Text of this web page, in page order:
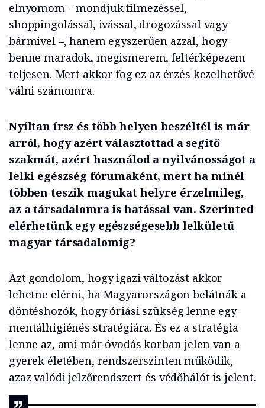
elnyomom – mondjuk filmezéssel,
shoppingolással, ivással, drogozással vagy
bármivel –, hanem egyszerűen azzal, hogy
benne maradok, megismerem, feltérképezem
teljesen. Mert akkor fog ez az érzés kezelhetővé
válni számomra.
Nyíltan írsz és több helyen beszéltél is már
arról, hogy azért választottad a segítő
szakmát, azért használod a nyilvánosságot a
lelki egészség fórumaként, mert ha minél
többen teszik magukat helyre érzelmileg,
az a társadalomra is hatással van. Szerinted
elérhetünk egy egészségesebb lelkületű
magyar társadalomig?
Azt gondolom, hogy igazi változást akkor
lehetne elérni, ha Magyarországon belátnák a
döntéshozók, hogy óriási szükség lenne egy
mentálhigiénés stratégiára. És ez a stratégia
lenne az, ami már óvodás korban jelen van a
gyerek életében, rendszerszinten működik,
azaz valódi jelzőrendszert és védőhálót is jelent.